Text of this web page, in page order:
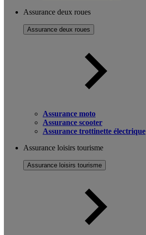
Assurance deux roues
Assurance deux roues
Assurance moto
Assurance scooter
Assurance trottinette électrique
Assurance loisirs tourisme
Assurance loisirs tourisme